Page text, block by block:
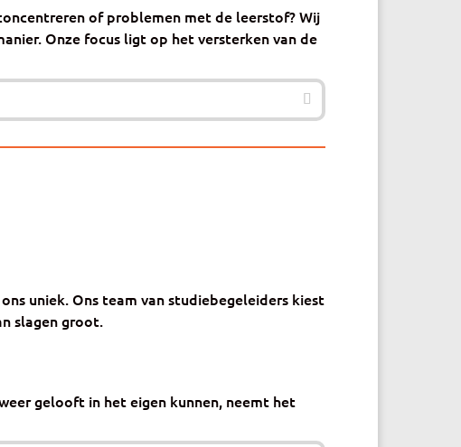
of problemen met de leerstof? Wij
Onze focus ligt op het versterken van de
uniek. Ons team van studiebegeleiders kiest
slagen groot.
gelooft in het eigen kunnen, neemt het